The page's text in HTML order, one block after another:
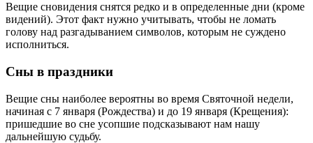
Вещие сновидения снятся редко и в определенные дни (кроме
видений). Этот факт нужно учитывать, чтобы не ломать
голову над разгадыванием символов, которым не суждено
исполниться.
Сны в праздники
Вещие сны наиболее вероятны во время Святочной недели,
начиная с 7 января (Рождества) и до 19 января (Крещения):
пришедшие во сне усопшие подсказывают нам нашу
дальнейшую судьбу.